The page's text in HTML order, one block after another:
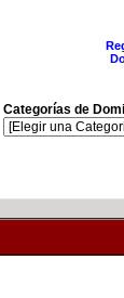
Categorías de